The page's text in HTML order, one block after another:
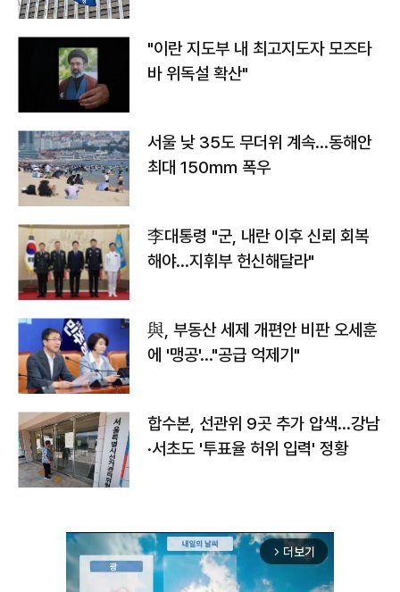
"이란 지도부 내 최고지도자 모즈타
바 위독설 확산"
서울 낮 35도 무더위 계속…동해안
최대 150㎜ 폭우
李대통령 "군, 내란 이후 신뢰 회복
해야…지휘부 헌신해달라"
與, 부동산 세제 개편안 비판 오세훈
에 '맹공'…"공급 억제기"
합수본, 선관위 9곳 추가 압색…강남
·서초도 '투표율 허위 입력' 정황
arrow_forward_ios 더보기